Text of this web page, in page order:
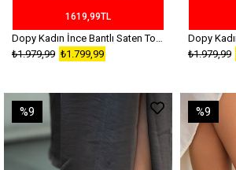
1619,99TL
Dopy Kadın İnce Bantlı Saten Topuklu Babet Siyah
₺1.799,99
₺1.979,99 ₺1.979,99
%9 %9